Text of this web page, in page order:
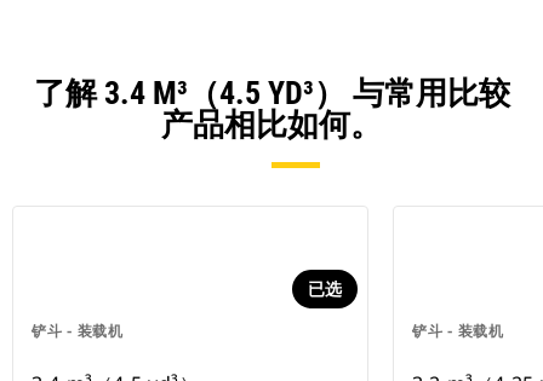
了解 3.4 M³（4.5 YD³） 与常用比较
产品相比如何。
铲斗 - 装载机
已选
铲斗 - 装载机